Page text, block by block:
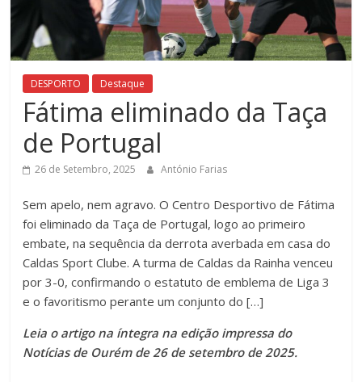
DESPORTO Destaque
Fátima eliminado da Taça
de Portugal
26 de Setembro, 2025 António Farias
Sem apelo, nem agravo. O Centro Desportivo de Fátima
foi eliminado da Taça de Portugal, logo ao primeiro
embate, na sequência da derrota averbada em casa do
Caldas Sport Clube. A turma de Caldas da Rainha venceu
por 3-0, confirmando o estatuto de emblema de Liga 3
e o favoritismo perante um conjunto do […]
Leia o artigo na íntegra na edição impressa do
Notícias de Ourém de 26 de setembro de 2025.